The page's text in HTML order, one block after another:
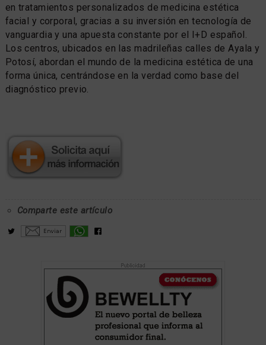
en tratamientos personalizados de medicina estética
facial y corporal, gracias a su inversión en tecnología de
vanguardia y una apuesta constante por el I+D español.
Los centros, ubicados en las madrileñas calles de Ayala y
Potosí, abordan el mundo de la medicina estética de una
forma única, centrándose en la verdad como base del
diagnóstico previo.
Comparte este artículo